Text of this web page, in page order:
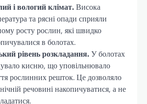
і вологий клімат.Висока
та рясні опади сприяли
росту рослин, які швидко
в болотах.
рівень розкладання.У болотах
кисню, що уповільнювало
рослинних решток. Це дозволяло
речовині накопичуватися, а не